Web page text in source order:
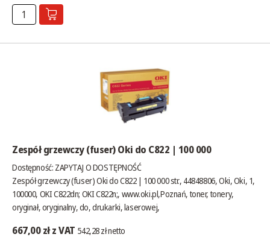
Zespół grzewczy (fuser) Oki do C822 | 100 000
Dostępność: ZAPYTAJ O DOSTĘPNOŚĆ
Zespół grzewczy (fuser) Oki do C822 | 100 000 str., 44848806, Oki, Oki, 1,
100000, OKI C822dn; OKI C822n;, www.oki.pl,Poznań, toner, tonery,
oryginał, oryginalny, do, drukarki, laserowej,
667,00 zł z VAT 542,28 zł netto